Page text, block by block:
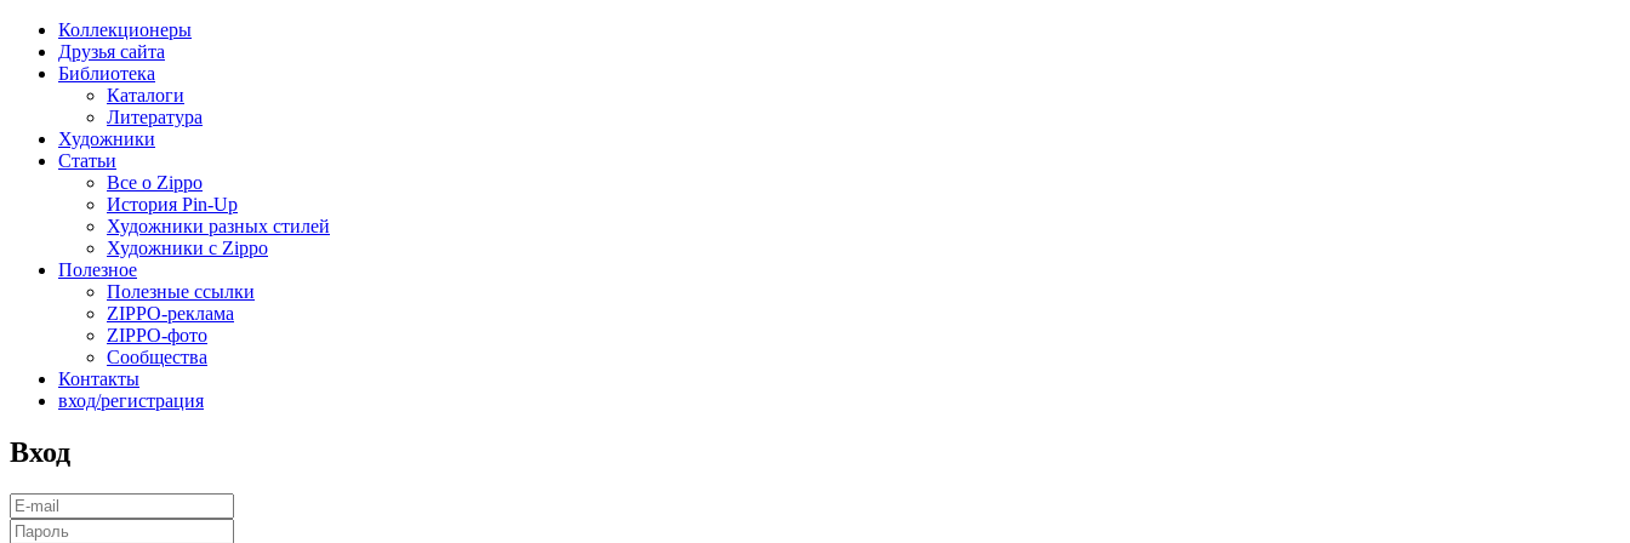
Коллекционеры
Друзья сайта
Библиотека
Каталоги
Литература
Художники
Статьи
Все о Zippo
История Pin-Up
Художники разных стилей
Художники с Zippo
Полезное
Полезные ссылки
ZIPPO-реклама
ZIPPO-фото
Сообщества
Контакты
вход/регистрация
Вход